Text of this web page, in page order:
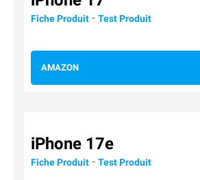
Fiche Produit - Test Produit
AMAZON
iPhone 17e
Fiche Produit - Test Produit